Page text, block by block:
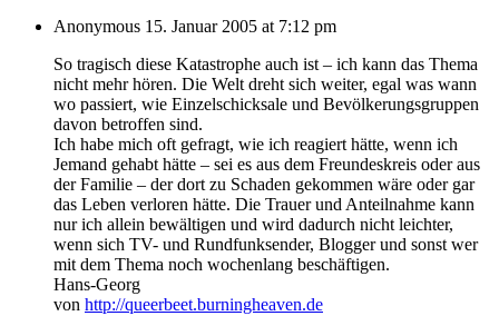
Anonymous 15. Januar 2005 at 7:12 pm
So tragisch diese Katastrophe auch ist – ich kann das Thema
nicht mehr hören. Die Welt dreht sich weiter, egal was wann
wo passiert, wie Einzelschicksale und Bevölkerungsgruppen
davon betroffen sind.
Ich habe mich oft gefragt, wie ich reagiert hätte, wenn ich
Jemand gehabt hätte – sei es aus dem Freundeskreis oder aus
der Familie – der dort zu Schaden gekommen wäre oder gar
das Leben verloren hätte. Die Trauer und Anteilnahme kann
nur ich allein bewältigen und wird dadurch nicht leichter,
wenn sich TV- und Rundfunksender, Blogger und sonst wer
mit dem Thema noch wochenlang beschäftigen.
Hans-Georg
von http://queerbeet.burningheaven.de